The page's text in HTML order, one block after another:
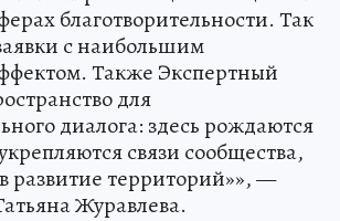
благотворительности. Так
с наибольшим
Также Экспертный
для
диалога: здесь рождаются
связи сообщества,
развитие территорий»», —
Журавлева.